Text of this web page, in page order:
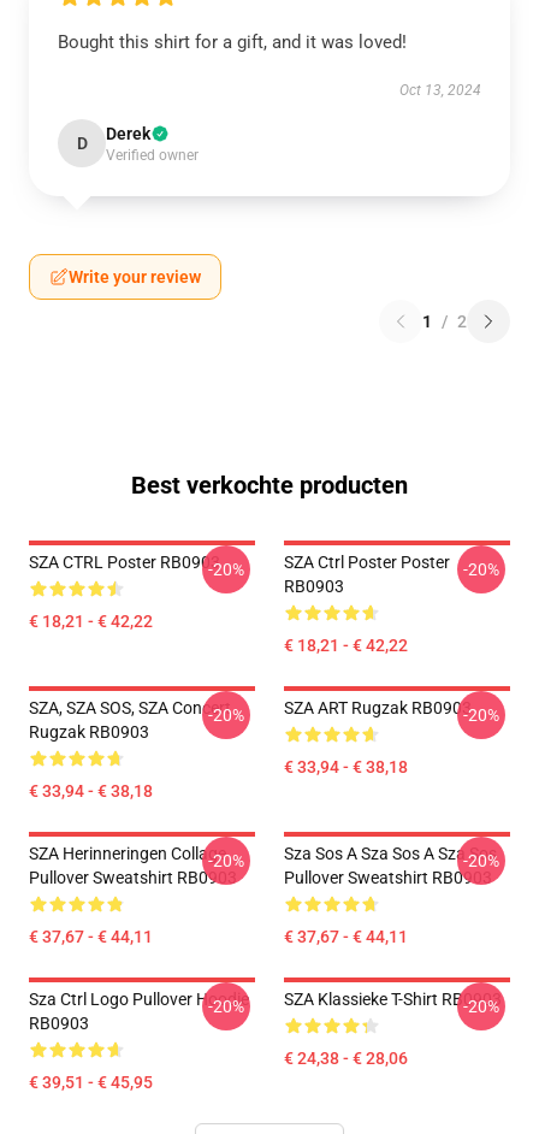
Bought this shirt for a gift, and it was loved!
Oct 13, 2024
D Derek
Verified owner
Write your review
1 / 2
Best verkochte producten
SZA CTRL Poster RB0903
€ 18,21 - € 42,22
-20%
SZA Ctrl Poster Poster
RB0903
€ 18,21 - € 42,22
-20%
SZA, SZA SOS, SZA Concert
Rugzak RB0903
€ 33,94 - € 38,18
-20% SZA ART Rugzak RB0903
€ 33,94 - € 38,18
-20%
SZA Herinneringen Collage
Pullover Sweatshirt RB0903
€ 37,67 - € 44,11
-20%
Sza Sos A Sza Sos A Sza Sos
Pullover Sweatshirt RB0903
€ 37,67 - € 44,11
-20%
Sza Ctrl Logo Pullover Hoodie
RB0903
€ 39,51 - € 45,95
-20% SZA Klassieke T-Shirt RB0903
€ 24,38 - € 28,06
-20%